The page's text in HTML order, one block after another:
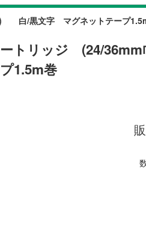
) 白/黒文字 マグネットテープ
ートリッジ (24/
1.5m巻